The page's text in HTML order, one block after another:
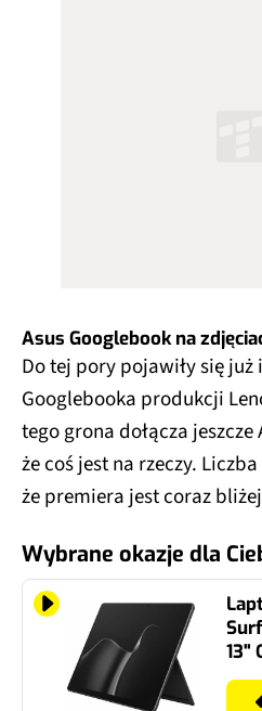
Asus Googlebook na
Do tej pory pojawiły się
Googlebooka produkcji
tego grona dołącza
że coś jest na rzeczy.
że premiera jest coraz
Wybrane okazje dla
13"